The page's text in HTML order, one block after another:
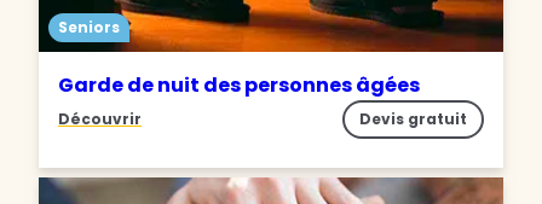
Seniors
Garde de nuit des personnes âgées
Découvrir Devis gratuit